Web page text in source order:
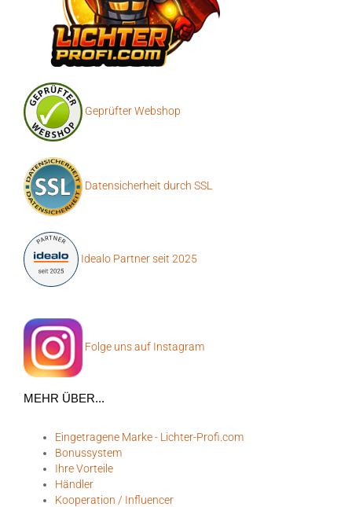
Geprüfter Webshop
Datensicherheit durch SSL
Idealo Partner seit 2025
Folge uns auf Instagram
MEHR ÜBER...
Eingetragene Marke - Lichter-Profi.com
Bonussystem
Ihre Vorteile
Händler
Kooperation / Influencer